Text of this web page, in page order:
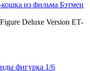
из фильма Бэтмен
Deluxe Version ET-